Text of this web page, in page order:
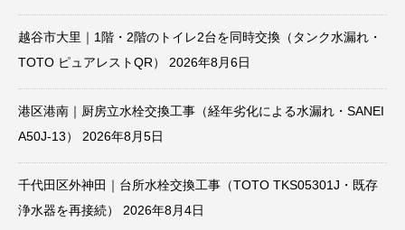
越谷市大里｜1階・2階のトイレ2台を同時交換（タンク水漏れ・
TOTO ピュアレストQR）
2026年8月6日
港区港南｜厨房立水栓交換工事（経年劣化による水漏れ・SANEI
A50J-13）
2026年8月5日
千代田区外神田｜台所水栓交換工事（TOTO TKS05301J・既存
浄水器を再接続）
2026年8月4日